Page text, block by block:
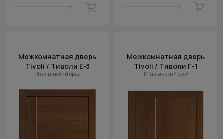
Межкомнатная дверь
Tivoli / Тиволи Е-3
Итальянский орех
Межкомнатная дверь
Tivoli / Тиволи Г-1
Итальянский орех